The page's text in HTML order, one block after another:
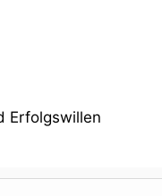
wieder
hat - oder es zu
einen
Okay, das Projekt
Jungs schneller
Erfolgswillen